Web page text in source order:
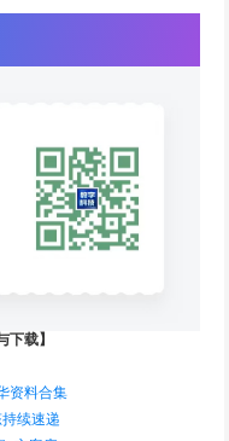
下载】
资料合集
续速递